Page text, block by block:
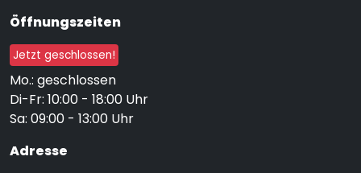
Öffnungszeiten
Jetzt geschlossen!
Mo.: geschlossen
Di-Fr: 10:00 - 18:00 Uhr
Sa: 09:00 - 13:00 Uhr
Adresse